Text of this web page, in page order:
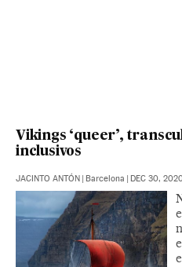
Vikings ‘queer’,
inclusivos
JACINTO ANTÓN Barcelona DEC 30,